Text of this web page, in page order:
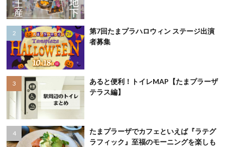
第7回たまプラハロウィン ステージ出演
者募集
あると便利！トイレMAP【たまプラーザ
テラス編】
たまプラーザでカフェといえば『ラテグ
ラフィック』至福のモーニングを楽しも